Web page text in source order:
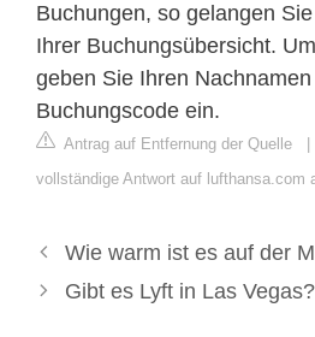
Buchungen, so gelangen
Ihrer Buchungsübersicht.
geben Sie Ihren
Buchungscode ein.
Antrag auf Entfernung der Quelle |
vollständige Antwort auf lufthansa.com
Wie warm ist es auf der
Gibt es Lyft in Las Vegas?